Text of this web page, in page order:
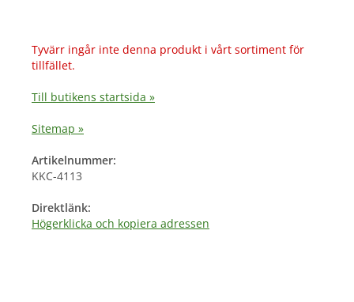
Tyvärr ingår inte denna produkt i vårt sortiment för
tillfället.
Till butikens startsida »
Sitemap »
Artikelnummer:
KKC-4113
Direktlänk:
Högerklicka och kopiera adressen